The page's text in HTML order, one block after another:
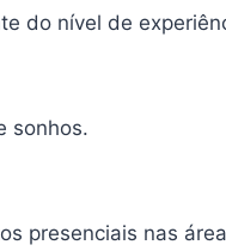
do nível de
sonhos.
presenciais nas